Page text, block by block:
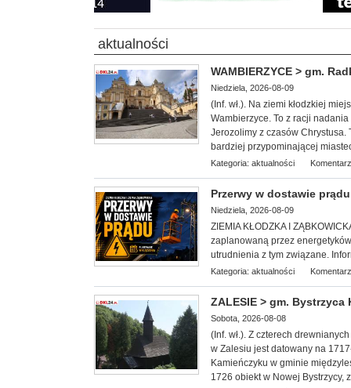
aktualności
WAMBIERZYCE > gm.
Niedziela, 2026-08-09
(Inf. wł.). Na ziemi kłodzkiej
Wambierzyce. To z racji
Jerozolimy z czasów Chrystusa.
bardziej przypominającej
Kategoria: aktualności
Przerwy w dostawie
Niedziela, 2026-08-09
ZIEMIA KŁODZKA I
zaplanowaną przez
utrudnienia z tym związane.
Kategoria: aktualności
ZALESIE > gm.
Sobota, 2026-08-08
(Inf. wł.). Z czterech
w Zalesiu jest datowany na
Kamieńczyku w gminie
1726 obiekt w Nowej Bystrzycy,